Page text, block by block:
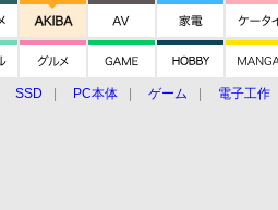
SSD PC本体 ゲーム 電子工作